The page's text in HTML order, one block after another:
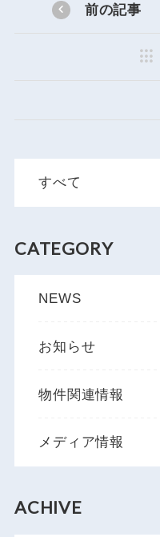
前の記事
すべて
CATEGORY
NEWS
お知らせ
物件関連情報
メディア情報
ACHIVE